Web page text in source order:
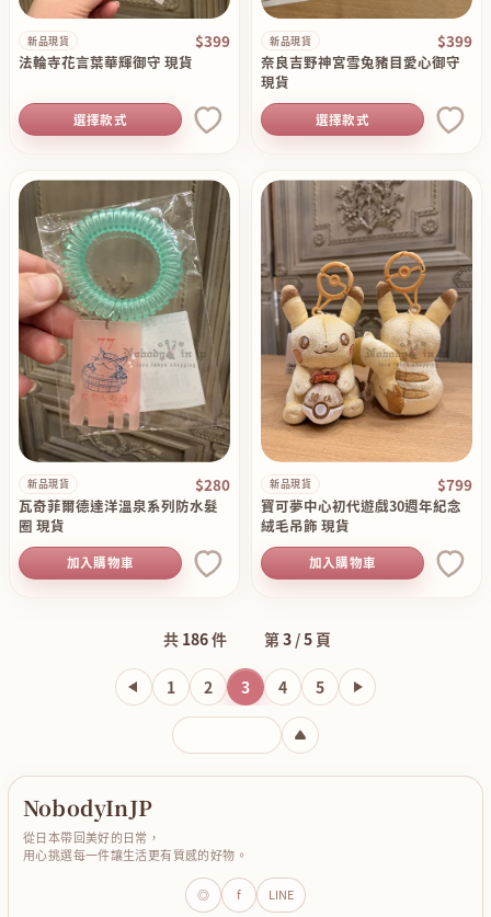
新品現貨 $399
法輪寺花言葉華輝御守 現貨
選擇款式
新品現貨 $399
奈良吉野神宮雪兔豬目愛心御守
現貨
選擇款式
新品現貨 $280
瓦奇菲爾德達洋溫泉系列防水髮
圈 現貨
加入購物車
新品現貨 $799
寶可夢中心初代遊戲30週年紀念
絨毛吊飾 現貨
加入購物車
共 186件 第3 /5 頁
1 2 3 4 5
輸入頁碼
NobodyInJP
從日本帶回美好的日常，
用心挑選每一件讓生活更有質感的好物。
◎ f LINE